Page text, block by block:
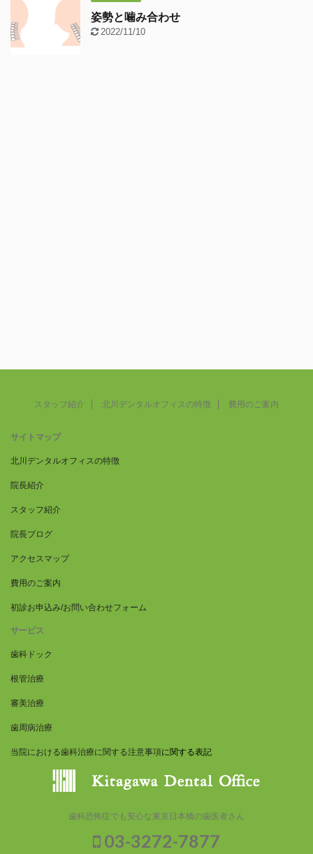
姿勢と噛み合わせ
2022/11/10
スタッフ紹介 北川デンタルオフィスの特徴 費用のご案内
サイトマップ
北川デンタルオフィスの特徴
院長紹介
スタッフ紹介
院長ブログ
アクセスマップ
費用のご案内
初診お申込み/お問い合わせフォーム
サービス
歯科ドック
根管治療
審美治療
歯周病治療
当院における歯科治療に関する注意事項に関する表記
歯科恐怖症でも安心な東京日本橋の歯医者さん
03-3272-7877